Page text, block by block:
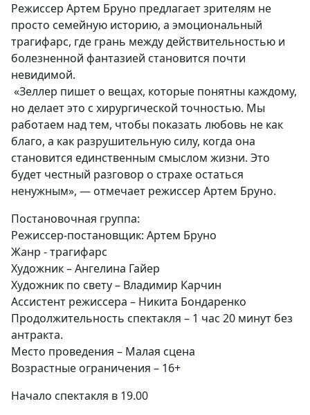
Режиссер Артем Бруно предлагает зрителям не
просто семейную историю, а эмоциональный
трагифарс, где грань между действительностью и
болезненной фантазией становится почти
невидимой.
«Зеллер пишет о вещах, которые понятны каждому,
но делает это с хирургической точностью. Мы
работаем над тем, чтобы показать любовь не как
благо, а как разрушительную силу, когда она
становится единственным смыслом жизни. Это
будет честный разговор о страхе остаться
ненужным», — отмечает режиссер Артем Бруно.
Постановочная группа:
Режиссер-постановщик: Артем Бруно
Жанр - трагифарс
Художник – Ангелина Гайер
Художник по свету – Владимир Карчин
Ассистент режиссера – Никита Бондаренко
Продолжительность спектакля – 1 час 20 минут без
антракта.
Место проведения – Малая сцена
Возрастные ограничения – 16+
Начало спектакля в 19.00